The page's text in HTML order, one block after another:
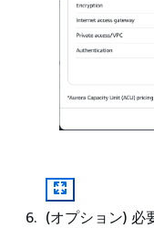
(オプション) 必